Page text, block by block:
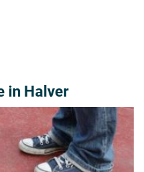
in Halver